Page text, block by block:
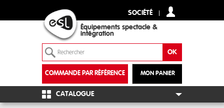
SOCIÉTÉ
Équipements spectacle &
intégration
MON PANIER
COMMANDE PAR RÉFÉRENCE
+
CATALOGUE